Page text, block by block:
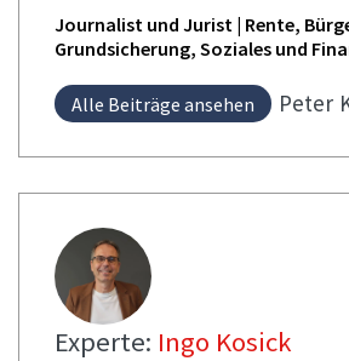
Journalist und Jurist | Rente,
Grundsicherung, Soziales und
Alle Beiträge ansehen Peter
Experte: Ingo Kosick